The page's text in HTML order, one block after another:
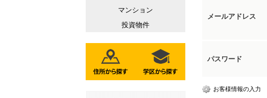
メールアドレス
パスワード
お客様情報の入力
マンション
投資物件